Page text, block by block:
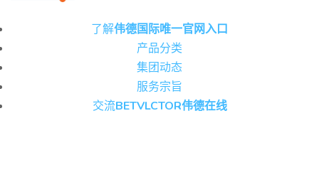
了解伟德国际唯一官网入口
产品分类
集团动态
服务宗旨
交流BETVLCTOR伟德在线